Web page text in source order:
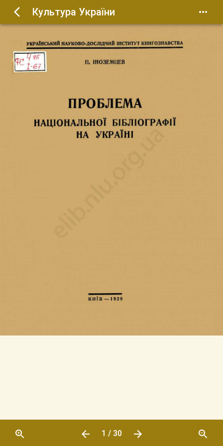
Культура України
1 / 30